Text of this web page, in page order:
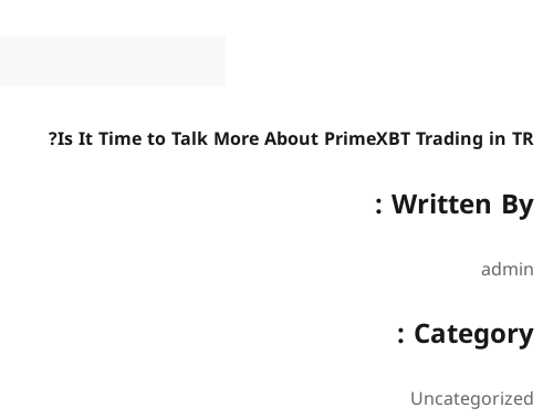
Is It Time to Talk More About PrimeXBT Trading in TR?
Written By :
admin
Category :
Uncategorized